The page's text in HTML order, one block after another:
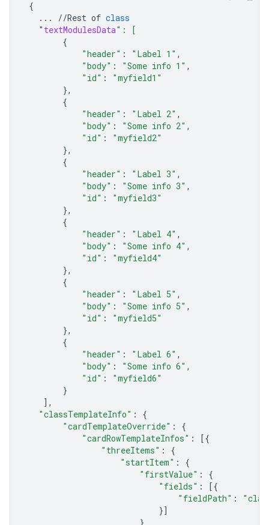
{
...
//Rest of class
" textModulesData": [
{
"header" : "Label 1" ,
"body" : "Some info 1" ,
"id" :
"myfield1"
},
{
"header" : "Label 2" ,
"body" : "Some info 2" ,
"id" :
"myfield2"
},
{
"header" : "Label 3" ,
"body" : "Some info 3" ,
"id" :
"myfield3"
},
{
"header" : "Label 4" ,
"body" : "Some info 4" ,
"id" :
"myfield4"
},
{
"header" : "Label 5" ,
"body" : "Some info 5" ,
"id" :
"myfield5"
},
{
"header" : "Label 6" ,
"body" : "Some info 6" ,
"id" :
"myfield6"
}
],
"classTemplateInfo" :
{
"cardTemplateOverride" :
{
"cardRowTemplateInfos" :
[{
"threeItems" :
{
"startItem" :
{
"firstValue" :
{
"fields" :
[{
"fieldPath" :
}]
}